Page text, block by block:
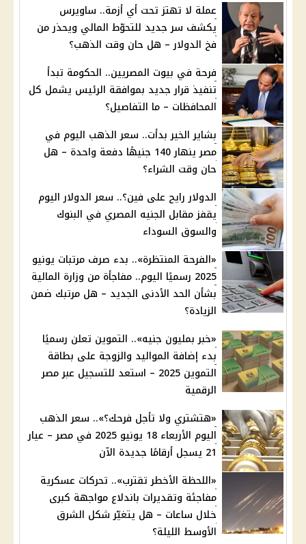
عملة لا تهتز تحت أي أزمة.. ساويرس
يكشف سر جديد للتحوّط المالي ويحذر من
فخ الدولار – هل حان وقت الذهب؟
فرحة في بيوت المصريين.. الحكومة تبدأ
تنفيذ قرار جديد بموافقة الرئيس يشمل كل
المحافظات – ما التفاصيل؟
بشاير الخير بدأت.. سعر الذهب اليوم في
مصر ينهار 140 جنيهًا دفعة واحدة – هل
حان وقت الشراء؟
الدولار رايح على فين؟.. سعر الدولار اليوم
يقفز مقابل الجنيه المصري في البنوك
والسوق السوداء
«الفرحة المنتظرة».. بدء صرف مرتبات يونيو
2025 رسميًا اليوم.. مفاجأة من وزارة المالية
بشأن الحد الأدنى الجديد – هل مرتبك ضمن
الزيادة؟
«خبر بمليون جنيه».. التموين تعلن رسميًا
بدء إضافة المواليد والزوجة على بطاقة
التموين 2025 – استعد للتسجيل عبر مصر
الرقمية
«هتشتري ولا تأجل فرحك؟».. سعر الذهب
اليوم الأربعاء 18 يونيو 2025 في مصر – عيار
21 يسجل أرقامًا جديدة الآن
«اللحظة الأخطر تقترب».. تحركات عسكرية
مفاجئة وتقديرات باندلاع مواجهة كبرى
خلال ساعات – هل يتغيّر شكل الشرق
الأوسط الليلة؟